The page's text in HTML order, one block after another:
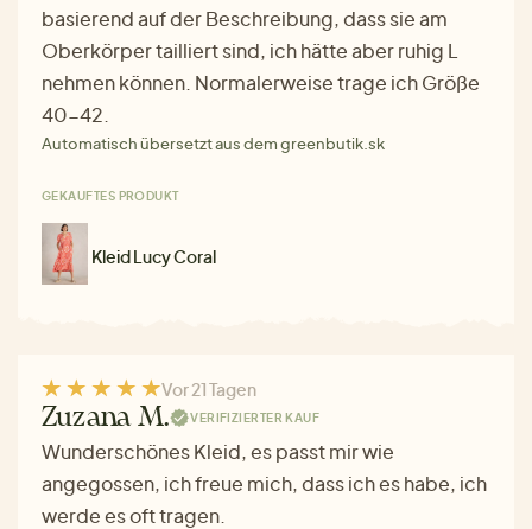
basierend auf der Beschreibung, dass sie am
Oberkörper tailliert sind, ich hätte aber ruhig L
nehmen können. Normalerweise trage ich Größe
40-42.
Automatisch übersetzt aus dem greenbutik.sk
GEKAUFTES PRODUKT
Kleid Lucy Coral
Vor 21 Tagen
Zuzana M. VERIFIZIERTER KAUF
Wunderschönes Kleid, es passt mir wie
angegossen, ich freue mich, dass ich es habe, ich
werde es oft tragen.